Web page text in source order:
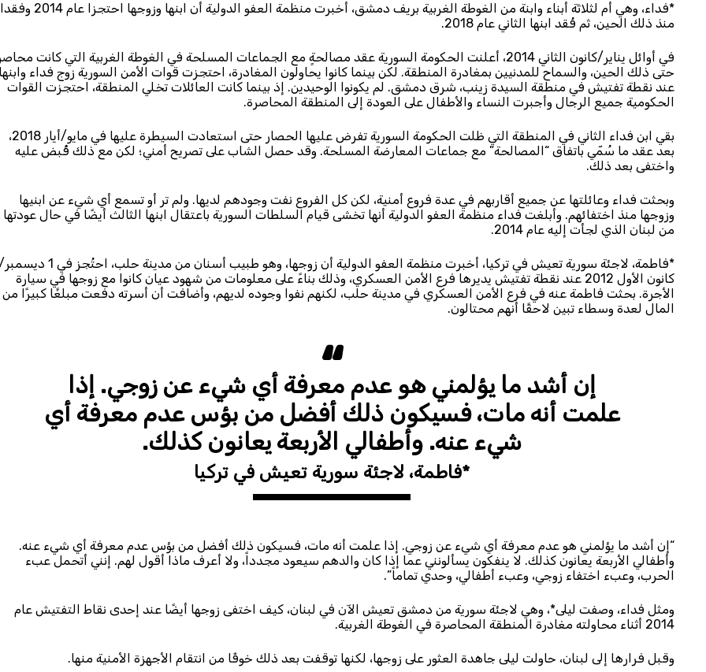
*فداء، وهي أم لثلاثة أبناء وابنة من الغوطة الغربية بريف دمشق، أخبرت منظمة العفو الدولية أن ابنها وزوجها احتجزا عام 2014 وفقدا
منذ ذلك الحين، ثم فُقد ابنها الثاني عام 2018.
في أوائل يناير/كانون الثاني 2014، أعلنت الحكومة السورية عقد مصالحةٍ مع الجماعات المسلحة في الغوطة الغربية التي كانت
حتى ذلك الحين، والسماح للمدنيين بمغادرة المنطقة. لكن بينما كانوا يحاولون المغادرة، احتجزت قوات الأمن السورية زوج فداء
عند نقطة تفتيش في منطقة السيدة زينب، شرق دمشق. لم يكونوا الوحيدين. إذ بينما كانت العائلات تخلي المنطقة، احتجزت القوات
الحكومية جميع الرجال وأجبرت النساء والأطفال على العودة إلى المنطقة المحاصرة.
بقي ابن فداء الثاني في المنطقة التي ظلت الحكومة السورية تفرض عليها الحصار حتى استعادت السيطرة عليها في مايو/أيار 2018،
بعد عقد ما سُمّي باتفاق “المصالحة” مع جماعات المعارضة المسلحة. وقد حصل الشاب على تصريح أمني؛ لكن مع ذلك قُبض عليه
واختفى بعد ذلك.
وبحثت فداء وعائلتها عن جميع أقاربهم في عدة فروع أمنية، لكن كل الفروع نفت وجودهم لديها. ولم تر أو تسمع أي شيء عن ابنيها
وزوجها منذ اختفائهم. وأبلغت فداء منظمة العفو الدولية أنها تخشى قيام السلطات السورية باعتقال ابنها الثالث أيضًا في حال عودتها
من لبنان الذي لجأت إليه عام 2014.
*فاطمة، لاجئة سورية تعيش في تركيا، أخبرت منظمة العفو الدولية أن زوجها، وهو طبيب أسنان من مدينة حلب، احتُجز
كانون الأول 2012 عند نقطة تفتيش يديرها فرع الأمن العسكري، وذلك بناءً على معلومات من شهود عيان كانوا مع زوجها في سيارة
الأجرة. بحثت فاطمة عنه في فرع الأمن العسكري في مدينة حلب، لكنهم نفوا وجوده لديهم، وأضافت أن أسرته دفعت مبلغًا كبيرًا من
المال لعدة وسطاء تبين لاحقًا أنهم محتالون.
إن أشد ما يؤلمني هو عدم معرفة أي شيء عن زوجي. إذا
علمت أنه مات، فسيكون ذلك أفضل من بؤس عدم معرفة أي
شيء عنه. وأطفالي الأربعة يعانون كذلك.
*فاطمة، لاجئة سورية تعيش في تركيا
“إن أشد ما يؤلمني هو عدم معرفة أي شيء عن زوجي. إذا علمت أنه مات، فسيكون ذلك أفضل من بؤس عدم معرفة أي شيء عنه.
وأطفالي الأربعة يعانون كذلك. لا ينفكون يسألونني عما إذا كان والدهم سيعود مجدداً، ولا أعرف ماذا أقول لهم. إنني أتحمل عبء
الحرب، وعبء اختفاء زوجي، وعبء أطفالي، وحدي تماماً”.
ومثل فداء، وصفت ليلى*، وهي لاجئة سورية من دمشق تعيش الآن في لبنان، كيف اختفى زوجها أيضًا عند إحدى نقاط التفتيش عام
2014 أثناء محاولته مغادرة المنطقة المحاصرة في الغوطة الغربية.
وقبل فرارها إلى لبنان، حاولت ليلى جاهدة العثور على زوجها، لكنها توقفت بعد ذلك خوفًا من انتقام الأجهزة الأمنية منها.